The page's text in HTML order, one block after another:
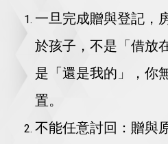
一旦完成贈與登記，
於孩子，不是「借放
是「還是我的」，你
置。
不能任意討回：贈與